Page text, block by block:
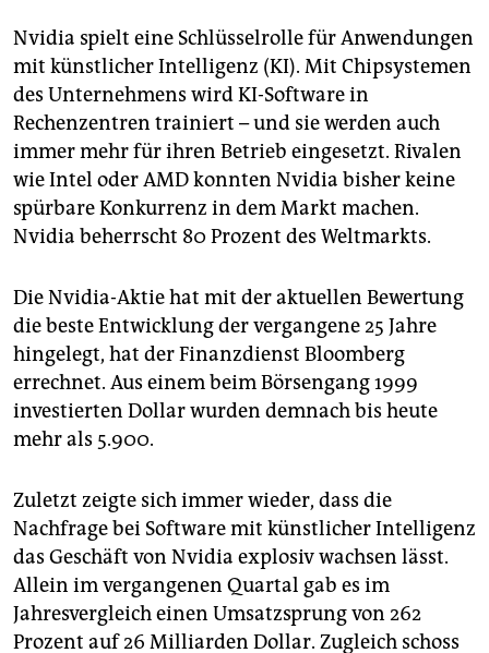
Nvidia spielt eine Schlüsselrolle für Anwendungen
mit künstlicher Intelligenz (KI). Mit Chipsystemen
des Unternehmens wird KI-Software in
Rechenzentren trainiert – und sie werden auch
immer mehr für ihren Betrieb eingesetzt. Rivalen
wie Intel oder AMD konnten Nvidia bisher keine
spürbare Konkurrenz in dem Markt machen.
Nvidia beherrscht 80 Prozent des Weltmarkts.
Die Nvidia-Aktie hat mit der aktuellen Bewertung
die beste Entwicklung der vergangene 25 Jahre
hingelegt, hat der Finanzdienst Bloomberg
errechnet. Aus einem beim Börsengang 1999
investierten Dollar wurden demnach bis heute
mehr als 5.900.
Zuletzt zeigte sich immer wieder, dass die
Nachfrage bei Software mit künstlicher Intelligenz
das Geschäft von Nvidia explosiv wachsen lässt.
Allein im vergangenen Quartal gab es im
Jahresvergleich einen Umsatzsprung von 262
Prozent auf 26 Milliarden Dollar. Zugleich schoss